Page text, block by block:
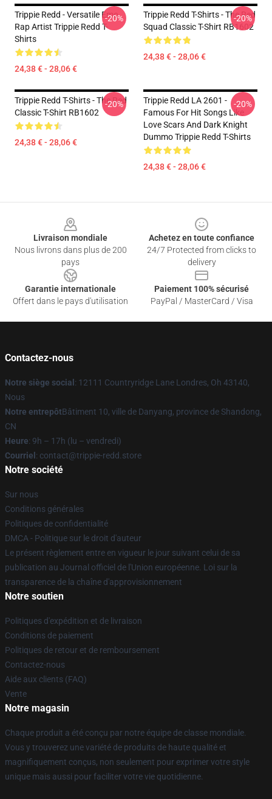
Trippie Redd - Versatile Emo
Rap Artist Trippie Redd T-
Shirts
24,38 € - 28,06 €
-20%
Trippie Redd T-Shirts - The Red
Squad Classic T-Shirt RB1602
24,38 € - 28,06 €
-20%
Trippie Redd T-Shirts - The Red
Classic T-Shirt RB1602
24,38 € - 28,06 €
-20%
Trippie Redd LA 2601 -
Famous For Hit Songs Like
Love Scars And Dark Knight
Dummo Trippie Redd T-Shirts
24,38 € - 28,06 €
-20%
Livraison mondiale
Nous livrons dans plus de 200
pays
Achetez en toute confiance
24/7 Protected from clicks to
delivery
Garantie internationale
Offert dans le pays d'utilisation
Paiement 100% sécurisé
PayPal / MasterCard / Visa
Contactez-nous
Notre siège social : 12111 Countryridge Lane Londres, Oh 43140,
Nous
Notre entrepôtBâtiment 10, ville de Danyang, province de Shandong,
CN
Heure: 9h – 17h (lu – vendredi)
Courriel : contact@trippie-redd.store
Notre société
Sur nous
Conditions générales
Politiques de confidentialité
DMCA - Politique sur le droit d'auteur
Le présent règlement entre en vigueur le jour suivant celui de sa
publication au Journal officiel de l'Union européenne. Loi sur la
transparence de la chaîne d'approvisionnement
Notre soutien
Politiques d'expédition et de livraison
Conditions de paiement
Politiques de retour et de remboursement
Contactez-nous
Aide aux clients (FAQ)
Vente
Notre magasin
Chaque produit a été conçu par notre équipe de classe mondiale.
Vous y trouverez une variété de produits de haute qualité et
magnifiquement conçus, non seulement pour exprimer votre style
unique mais aussi pour faciliter votre vie quotidienne.